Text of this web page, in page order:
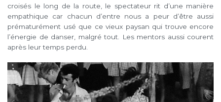
croisés le long de la route, le spectateur rit d’une manière
empathique car chacun d’entre nous a peur d’être aussi
prématurément usé que ce vieux paysan qui trouve encore
l’énergie de danser, malgré tout. Les mentors aussi courent
après leur temps perdu.